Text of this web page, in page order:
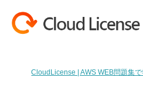
CloudLicense | AWS WEB問題集で